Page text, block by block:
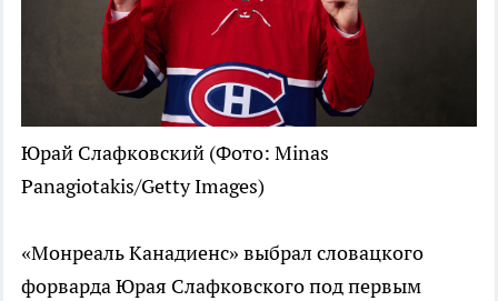
Юрай Слафковский (Фото: Minas
Panagiotakis/Getty Images)
«Монреаль Канадиенс» выбрал словацкого
форварда Юрая Слафковского под первым